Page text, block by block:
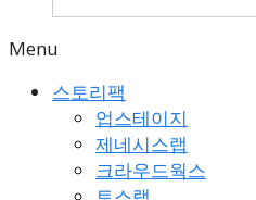
Menu
스토리팩
업스테이지
제네시스랩
크라우드웍스